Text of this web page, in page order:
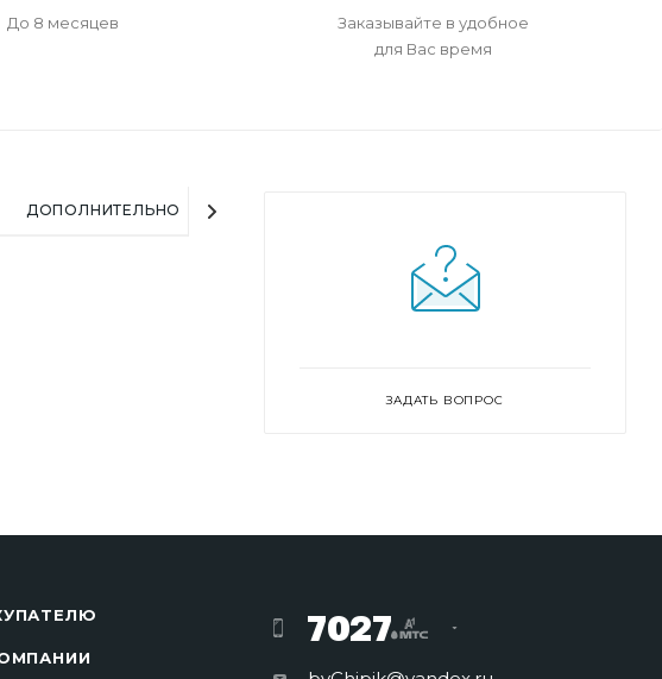
До 8 месяцев
Заказывайте в удобное
для Вас время
ДОПОЛНИТЕЛЬНО
ЗАДАТЬ ВОПРОС
7027